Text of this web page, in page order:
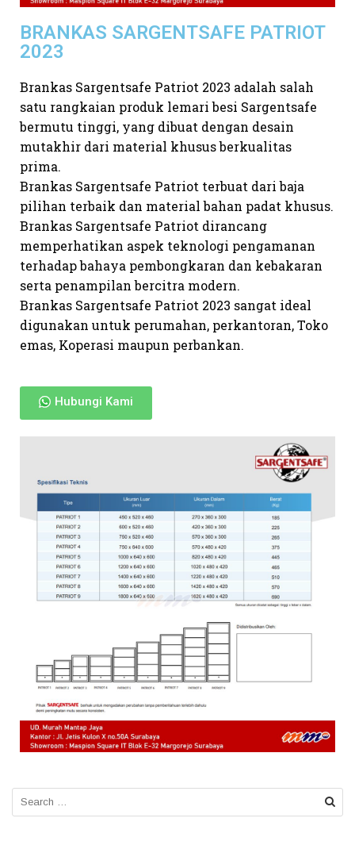
BRANKAS SARGENTSAFE PATRIOT
2023
Brankas Sargentsafe Patriot 2023 adalah salah
satu rangkaian produk lemari besi Sargentsafe
bermutu tinggi, yang dibuat dengan desain
mutakhir dari material khusus berkualitas
prima.
Brankas Sargentsafe Patriot terbuat dari baja
pilihan terbaik dan material bahan padat khusus.
Brankas Sargentsafe Patriot dirancang
memperhatikan aspek teknologi pengamanan
terhadap bahaya pembongkaran dan kebakaran
serta penampilan bercitra modern.
Brankas Sargentsafe Patriot 2023 sangat ideal
digunakan untuk perumahan, perkantoran, Toko
emas, Koperasi maupun perbankan.
Hubungi Kami